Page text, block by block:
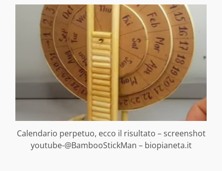
Calendario perpetuo, ecco il risultato – screenshot
youtube-@BambooStickMan – biopianeta.it